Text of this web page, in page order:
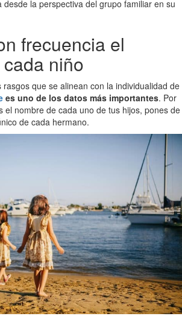
desde la perspectiva del grupo familiar en su
frecuencia el
niño
rasgos que se alinean con la individualidad de
es uno de los datos más importantes. Por
el nombre de cada uno de tus hijos, pones de
de cada hermano.